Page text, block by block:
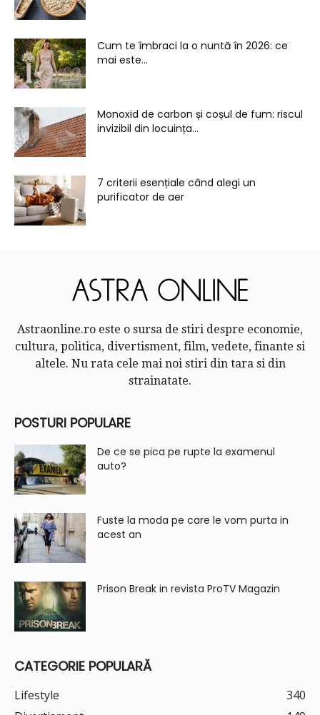
Cum te îmbraci la o nuntă în 2026: ce
mai este...
Monoxid de carbon și coșul de fum: riscul
invizibil din locuința...
7 criterii esențiale când alegi un
purificator de aer
Astraonline.ro este o sursa de stiri despre economie,
cultura, politica, divertisment, film, vedete, finante si
altele. Nu rata cele mai noi stiri din tara si din
strainatate.
POSTURI POPULARE
De ce se pica pe rupte la examenul
auto?
Fuste la moda pe care le vom purta in
acest an
Prison Break in revista ProTV Magazin
CATEGORIE POPULARĂ
Lifestyle
340